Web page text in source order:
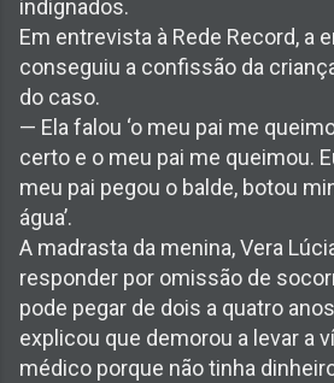
indignados.
Em entrevista à Rede Record, a
conseguiu a confissão da
do caso.
— Ela falou ‘o meu pai me
certo e o meu pai me queimou.
meu pai pegou o balde, botou
água’.
A madrasta da menina, Vera
responder por omissão de
pode pegar de dois a quatro
explicou que demorou a levar a
médico porque não tinha